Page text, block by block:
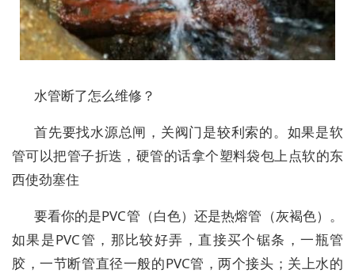
水管断了怎么维修？
首先要找水源总闸，关阀门是较利索的。如果是软
管可以把管子折迭，硬管的话拿个塑料袋包上点软的东
西使劲塞住
要看你的是PVC管（白色）还是热熔管（灰褐色）。
如果是PVC管，那比较好弄，直接买个锯条，一瓶管
胶，一节断管直径一般的PVC管，两个接头；关上水的